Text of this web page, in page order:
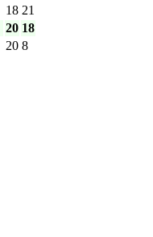
18 21
20 18
20 8